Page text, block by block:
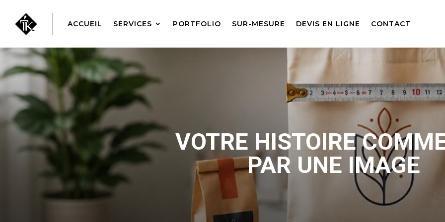
ACCUEIL SERVICES PORTFOLIO SUR-MESURE DEVIS EN LIGNE CONTACT
VOTRE HISTOIRE
PAR UNE IMAGE